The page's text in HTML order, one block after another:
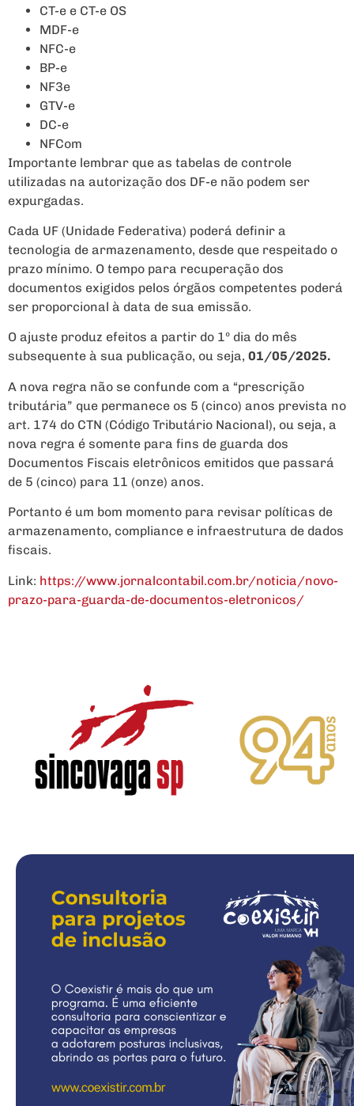
CT-e e CT-e OS
MDF-e
NFC-e
BP-e
NF3e
GTV-e
DC-e
NFCom
Importante lembrar que as tabelas de controle
utilizadas na autorização dos DF-e não podem ser
expurgadas.
Cada UF (Unidade Federativa) poderá definir a
tecnologia de armazenamento, desde que respeitado o
prazo mínimo. O tempo para recuperação dos
documentos exigidos pelos órgãos competentes poderá
ser proporcional à data de sua emissão.
O ajuste produz efeitos a partir do 1º dia do mês
subsequente à sua publicação, ou seja, 01/05/2025.
A nova regra não se confunde com a “prescrição
tributária” que permanece os 5 (cinco) anos prevista no
art. 174 do CTN (Código Tributário Nacional), ou seja, a
nova regra é somente para fins de guarda dos
Documentos Fiscais eletrônicos emitidos que passará
de 5 (cinco) para 11 (onze) anos.
Portanto é um bom momento para revisar políticas de
armazenamento, compliance e infraestrutura de dados
fiscais.
Link: https://www.jornalcontabil.com.br/noticia/novo-
prazo-para-guarda-de-documentos-eletronicos/